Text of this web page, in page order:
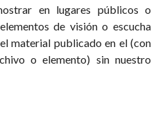
en lugares públicos o
de visión o escucha
material publicado en el (con
o elemento) sin nuestro